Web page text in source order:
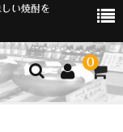
い焼酎を
0